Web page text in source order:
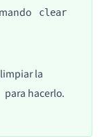
clear
la
para hacerlo.